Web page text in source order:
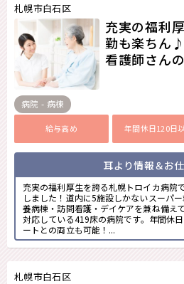
札幌市白石区
充実の福利
勤も楽ちん
看護師さん
病院 - 病棟
給与高め 年間休日120日
耳より情報＆お
充実の福利厚生を誇る札幌トロイカ病院
しました！道内に5施設しかないスーパ
養病棟・訪問看護・デイケアを兼ね備え
対応している419床の病院です。年間休
ートとの両立も可能！...
札幌市白石区